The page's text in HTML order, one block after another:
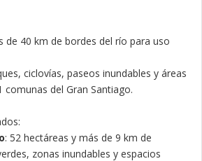
de 40 km de bordes del río para uso
ciclovías, paseos inundables y áreas
del Gran Santiago.
: 52 hectáreas y más de 9 km de
zonas inundables y espacios